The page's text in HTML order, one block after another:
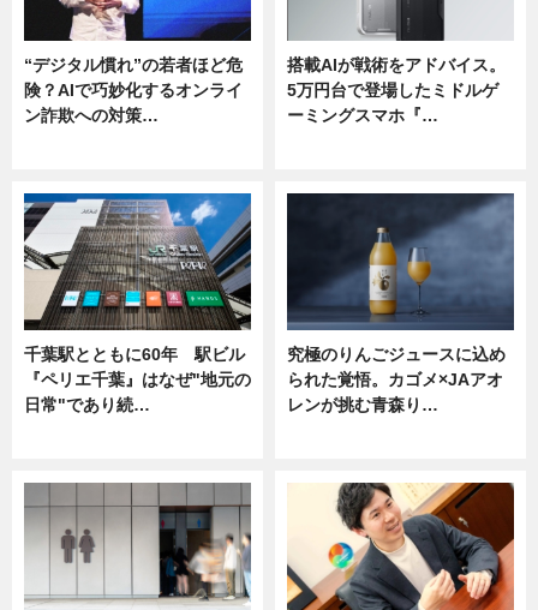
“デジタル慣れ”の若者ほど危
険？AIで巧妙化するオンライ
ン詐欺への対策…
搭載AIが戦術をアドバイス。
5万円台で登場したミドルゲ
ーミングスマホ『…
千葉駅とともに60年 駅ビル
『ペリエ千葉』はなぜ"地元の
日常"であり続…
究極のりんごジュースに込め
られた覚悟。カゴメ×JAアオ
レンが挑む青森り…